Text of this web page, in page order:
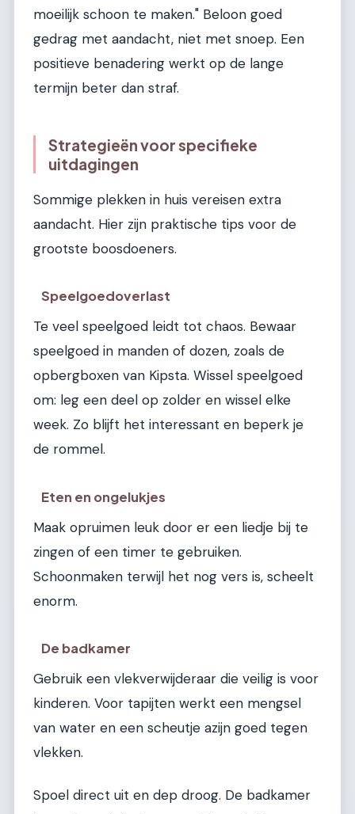
moeilijk schoon te maken." Beloon goed
gedrag met aandacht, niet met snoep. Een
positieve benadering werkt op de lange
termijn beter dan straf.
Strategieën voor specifieke
uitdagingen
Sommige plekken in huis vereisen extra
aandacht. Hier zijn praktische tips voor de
grootste boosdoeners.
Speelgoedoverlast
Te veel speelgoed leidt tot chaos. Bewaar
speelgoed in manden of dozen, zoals de
opbergboxen van Kipsta. Wissel speelgoed
om: leg een deel op zolder en wissel elke
week. Zo blijft het interessant en beperk je
de rommel.
Eten en ongelukjes
Maak opruimen leuk door er een liedje bij te
zingen of een timer te gebruiken.
Schoonmaken terwijl het nog vers is, scheelt
enorm.
De badkamer
Gebruik een vlekverwijderaar die veilig is voor
kinderen. Voor tapijten werkt een mengsel
van water en een scheutje azijn goed tegen
vlekken.
Spoel direct uit en dep droog. De badkamer